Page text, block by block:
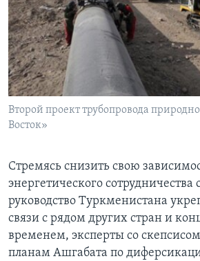
Learning English
СОЦИАЛЬНЫЕ СЕТИ
Языки
Второй проект трубопровода
Восток»
Стремясь снизить свою
энергетического сотрудничества
руководство Туркменистана
связи с рядом других стран и
временем, эксперты со скепсисом
планам Ашгабата по